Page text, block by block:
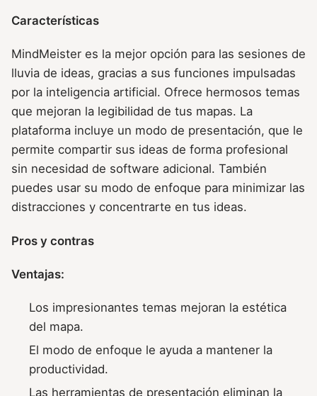
Características
MindMeister es la mejor opción para las sesiones de
lluvia de ideas, gracias a sus funciones impulsadas
por la inteligencia artificial. Ofrece hermosos temas
que mejoran la legibilidad de tus mapas. La
plataforma incluye un modo de presentación, que le
permite compartir sus ideas de forma profesional
sin necesidad de software adicional. También
puedes usar su modo de enfoque para minimizar las
distracciones y concentrarte en tus ideas.
Pros y contras
Ventajas:
Los impresionantes temas mejoran la estética
del mapa.
El modo de enfoque le ayuda a mantener la
productividad.
Las herramientas de presentación eliminan la